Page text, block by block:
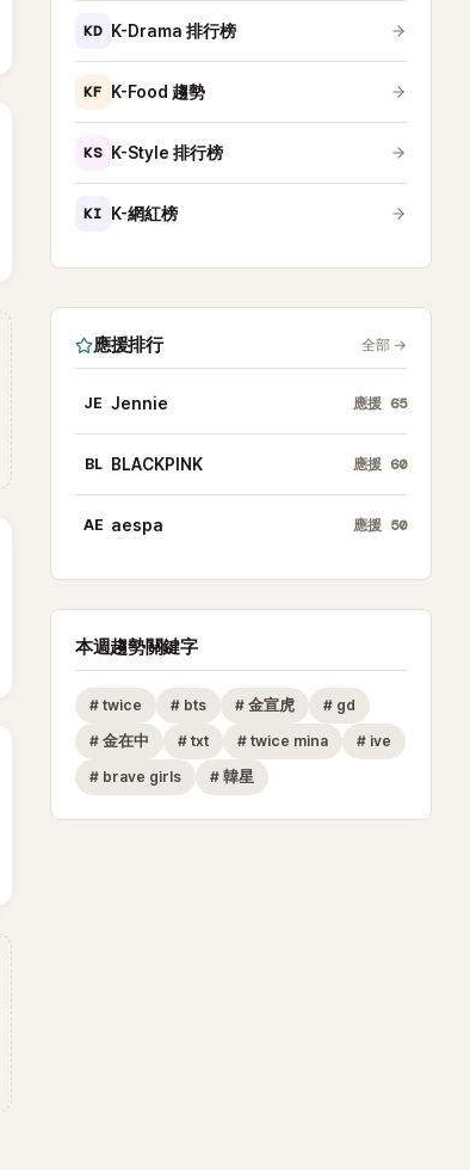
KD K-Drama 排行榜
KF K-Food 趨勢
KS K-Style 排行榜
KI K-網紅榜
應援排行 全部 →
JE Jennie 應援 65
BL BLACKPINK 應援 60
AE aespa 應援 50
本週趨勢關鍵字
# twice # bts # 金宣虎 # gd
# 金在中 # txt # twice mina # ive
# brave girls # 韓星